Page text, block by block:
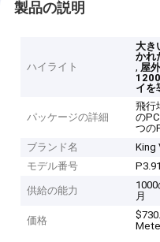
製品の説明
ハイライト
大き
かれ
, 屋
イを
パッケージの詳細
飛行
の
つの
ブランド名
King
モデル番号
P3.91
供給の能力
月
価格